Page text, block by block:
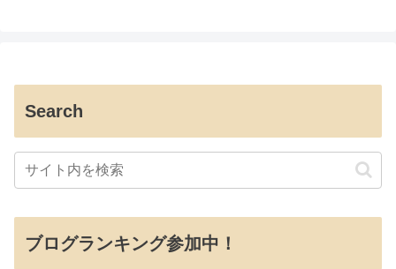
Search
ブログランキング参加中！